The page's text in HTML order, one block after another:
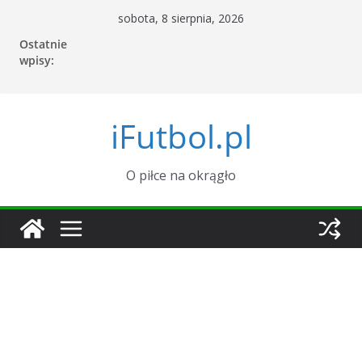
treści
sobota, 8 sierpnia, 2026
Ostatnie
wpisy:
iFutbol.pl
O piłce na okrągło